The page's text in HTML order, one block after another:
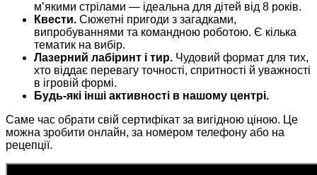
м’якими стрілами — ідеальна для дітей від 8 років.
Квести. Сюжетні пригоди з загадками,
випробуваннями та командною роботою. Є кілька
тематик на вибір.
Лазерний лабіринт і тир. Чудовий формат для тих,
хто віддає перевагу точності, спритності й уважності
в ігровій формі.
Будь-які інші активності в нашому центрі.
Саме час обрати свій сертифікат за вигідною ціною. Це
можна зробити онлайн, за номером телефону або на
рецепції.